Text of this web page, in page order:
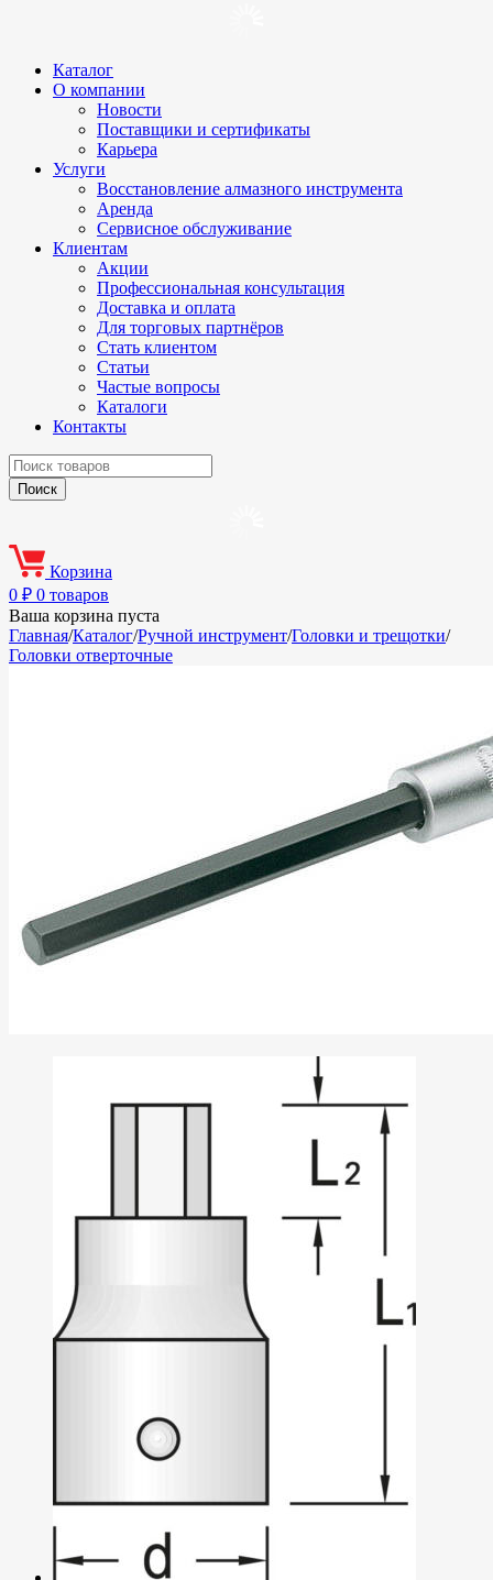
Каталог
О компании
Новости
Поставщики и сертификаты
Карьера
Услуги
Восстановление алмазного инструмента
Аренда
Сервисное обслуживание
Клиентам
Акции
Профессиональная консультация
Доставка и оплата
Для торговых партнёров
Стать клиентом
Статьи
Частые вопросы
Каталоги
Контакты
Корзина
0 ₽ 0 товаров
Ваша корзина пуста
Главная/Каталог/Ручной инструмент/Головки и трещотки/
Головки отверточные